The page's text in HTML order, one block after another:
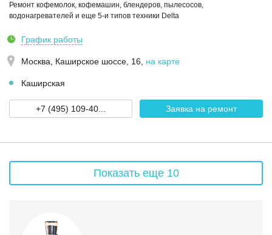
Ремонт кофемолок, кофемашин, блендеров, пылесосов,
водонагревателей и еще 5-и типов техники Delta
График работы
Москва, Каширское шоссе, 16 на карте
Каширская
+7 (495) 109-40... Заявка на ремонт
Показать еще 10